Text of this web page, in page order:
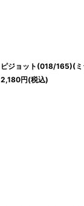
ピジョット(018/165)(
2,180円(税込)